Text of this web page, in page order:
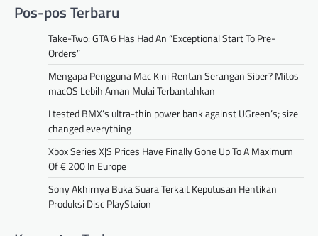
Pos-pos Terbaru
Take-Two: GTA 6 Has Had An “Exceptional Start To Pre-
Orders”
Mengapa Pengguna Mac Kini Rentan Serangan Siber? Mitos
macOS Lebih Aman Mulai Terbantahkan
I tested BMX’s ultra-thin power bank against UGreen’s; size
changed everything
Xbox Series X|S Prices Have Finally Gone Up To A Maximum
Of € 200 In Europe
Sony Akhirnya Buka Suara Terkait Keputusan Hentikan
Produksi Disc PlayStaion